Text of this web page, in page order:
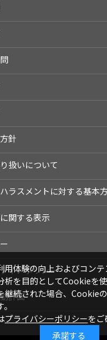
針
扱いについて
ラスメントに対する基本
関する表示
ィアポリシー
計画
用体験の向上およびコン
析を目的としてCookieを使
継続された場合、Cookie
プライバシーポリシーをご
承諾する